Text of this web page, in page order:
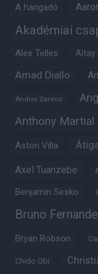
A hangadó
Akadémiai
Alex Telles Altay
Amad Diallo
Andrey Santos
Anthony Martial
Aston Villa
Axel Tuanzebe
Benjamin Sesko
Bruno
Bryan Robson
Chido Obi